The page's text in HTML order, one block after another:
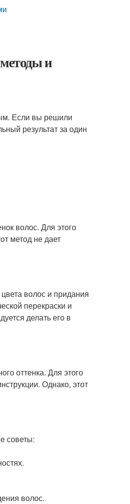
и
Если вы решили
результат за один
волос. Для этого
метод не дает
волос и придания
перекраски и
делать его в
оттенка. Для этого
Однако, этот
советы:
волос.